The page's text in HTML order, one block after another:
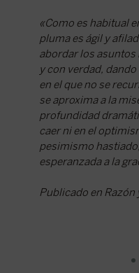
«Como es habitual
pluma es ágil y
abordar los asuntos
y con verdad,
en el que no se
se aproxima a la
profundidad
caer ni en el
pesimismo
esperanzada a la
Publicado en Razón